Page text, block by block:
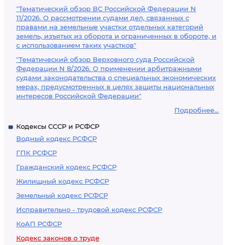
"Тематический обзор ВС Российской Федерации N
11/2026. О рассмотрении судами дел, связанных с
правами на земельные участки отдельных категорий
земель, изъятых из оборота и ограниченных в обороте, и
с использованием таких участков"
"Тематический обзор Верховного суда Российской
Федерации N 8/2026. О применении арбитражными
судами законодательства о специальных экономических
мерах, предусмотренных в целях защиты национальных
интересов Российской Федерации"
Подробнее...
Кодексы СССР и РСФСР
Водный кодекс РСФСР
ГПК РСФСР
Гражданский кодекс РСФСР
Жилищный кодекс РСФСР
Земельный кодекс РСФСР
Исправительно - трудовой кодекс РСФСР
КоАП РСФСР
Кодекс законов о труде